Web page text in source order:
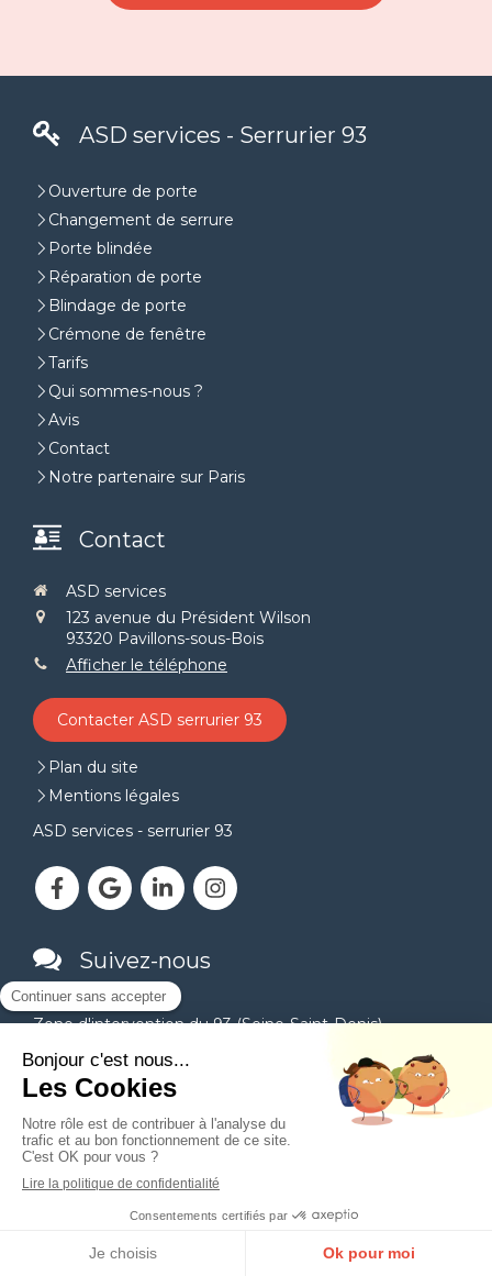
ASD services - Serrurier 93
Ouverture de porte
Changement de serrure
Porte blindée
Réparation de porte
Blindage de porte
Crémone de fenêtre
Tarifs
Qui sommes-nous ?
Avis
Contact
Notre partenaire sur Paris
Contact
ASD services
123 avenue du Président Wilson
93320 Pavillons-sous-Bois
Afficher le téléphone
Contacter ASD serrurier 93
Plan du site
Mentions légales
ASD services - serrurier 93
Suivez-nous
Zone d'intervention du 93 (Seine-Saint-Denis)
Aubervilliers
Aulnay-sous-Bois
Bagnolet
Bobigny
Drancy